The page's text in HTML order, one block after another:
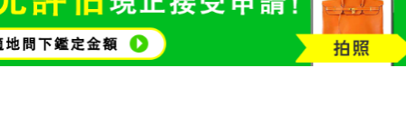
金幣及銀幣